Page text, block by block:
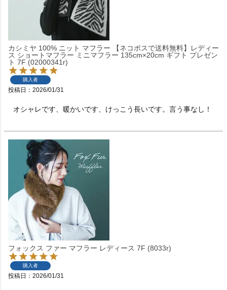
カシミヤ 100% ニット マフラー 【ネコポスで送料無料】レディー
ス ショートマフラー ミニマフラー 135cm×20cm ギフト プレゼン
ト 7F (02000341r)
購入者
投稿日 2026/01/31
オシャレです、暖かいです、けっこう長いです。言う事なし！
フォックス ファー マフラー レディース 7F (8033r)
購入者
投稿日 2026/01/31